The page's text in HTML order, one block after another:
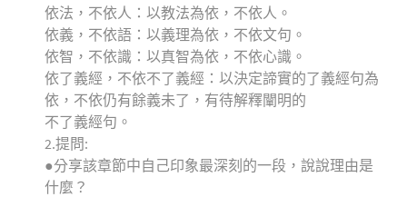
依法，不依人：以教法為依，不依人。
依義，不依語：以義理為依，不依文句。
依智，不依識：以真智為依，不依心識。
依了義經，不依不了義經：以決定諦實的了義經句為
依，不依仍有餘義未了，有待解釋闡明的
不了義經句。
2.提問:
●分享該章節中自己印象最深刻的一段，說說理由是
什麼？